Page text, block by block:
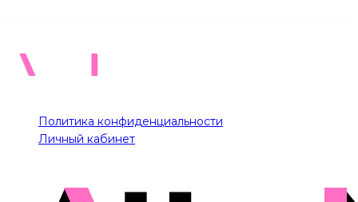
Политика конфиденциальности
Личный кабинет